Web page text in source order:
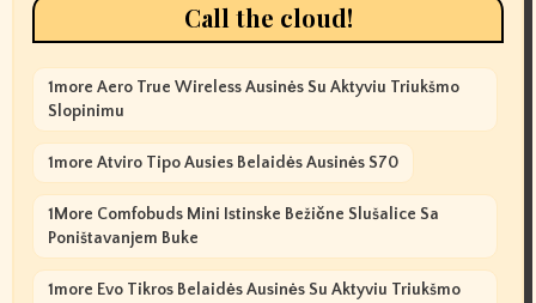
Call the cloud!
1more Aero True Wireless Ausinės Su Aktyviu Triukšmo
Slopinimu
1more Atviro Tipo Ausies Belaidės Ausinės S70
1More Comfobuds Mini Istinske Bežične Slušalice Sa
Poništavanjem Buke
1more Evo Tikros Belaidės Ausinės Su Aktyviu Triukšmo